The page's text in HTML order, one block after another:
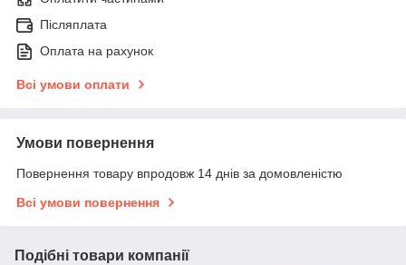
Післяплата
Оплата на рахунок
Всі умови оплати
Умови повернення
Повернення товару впродовж 14 днів за домовленістю
Всі умови повернення
Подібні товари компанії